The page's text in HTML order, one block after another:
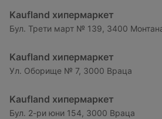
Kaufland хипермаркет
Бул. Трети март № 139, 3400
Kaufland хипермаркет
Ул. Оборище № 7, 3000 Враца
Kaufland хипермаркет
Бул. 2-ри юни 154, 3000 Враца